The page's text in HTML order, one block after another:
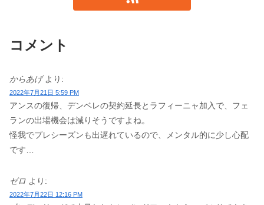
コメント
からあげ より:
2022年7月21日 5:59 PM
アンスの復帰、デンベレの契約延長とラフィーニャ加入で、フェ
ランの出場機会は減りそうですよね。
怪我でプレシーズンも出遅れているので、メンタル的に少し心配
です…
ゼロ より:
2022年7月22日 12:16 PM